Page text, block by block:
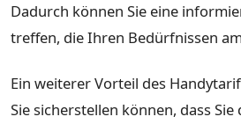
Dadurch können Sie eine
treffen, die Ihren Bedürfnissen
Ein weiterer Vorteil des
Sie sicherstellen können, dass